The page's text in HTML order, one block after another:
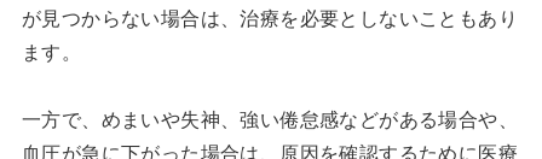
が見つからない場合は、治療を必要としないこともあり
ます。
一方で、めまいや失神、強い倦怠感などがある場合や、
血圧が急に下がった場合は、原因を確認するために医療